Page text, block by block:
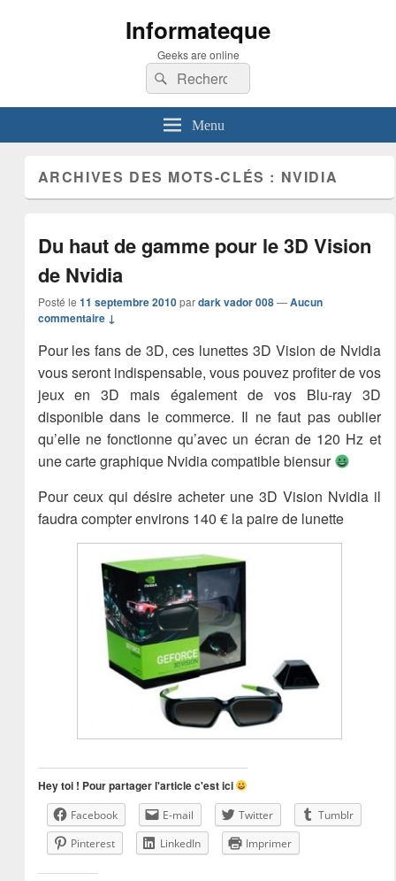
Informateque
Geeks are online
Recherche :
Rechercher
Menu
ARCHIVES DES MOTS-CLÉS : NVIDIA
Du haut de gamme pour le 3D Vision
de Nvidia
Posté le 11 septembre 2010 pardark vador 008 —Aucun
commentaire ↓
Pour les fans de 3D, ces lunettes 3D Vision de Nvidia
vous seront indispensable, vous pouvez profiter de vos
jeux en 3D mais également de vos Blu-ray 3D
disponible dans le commerce. Il ne faut pas oublier
qu’elle ne fonctionne qu’avec un écran de 120 Hz et
une carte graphique Nvidia compatible biensur
Pour ceux qui désire acheter une 3D Vision Nvidia il
faudra compter environs 140 € la paire de lunette
Hey toi ! Pour partager l'article c'est ici
Facebook E-mail Twitter
Tumblr
Pinterest
LinkedIn Imprimer